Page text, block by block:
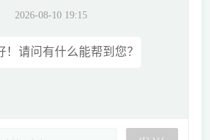
2026-08-10 19:15
！请问有什么能帮到您？